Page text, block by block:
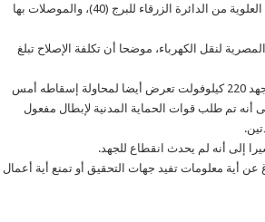
البرج على أحد جانبيه، ووقوع الموصلات من البرج وكذلك الفازة العلوية من الدائرة الزرقاء للبرج (40)، والموصلات بها
لنقل الكهرباء، موضحا أن تكلفة الإصلاح تبلغ
وأوضح الحنفى أن برج الشد رقم 62 على خط الزقازيق / بهتيم جهد 220 كيلوفولت تعرض أيضا لمحاولة إسقاطه أمس
أنه تم طلب قوات الحماية المدنية لإبطال مفعول
عن أية معلومات تفيد جهات التحقيق أو تمنع أية أعمال